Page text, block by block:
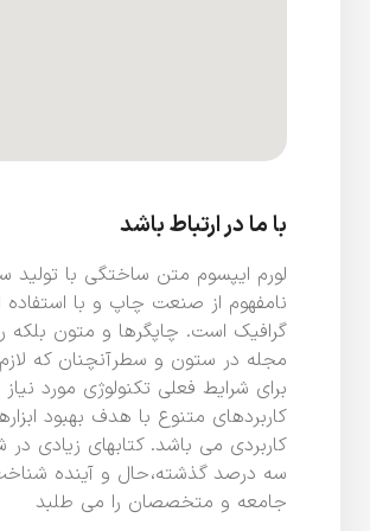
با ما در ارتباط باشد
لورم ایپسوم متن ساختگی با تولید
نامفهوم از صنعت چاپ و با استفاده
گرافیک است. چاپگرها و متون بلکه
مجله در ستون و سطرآنچنان که
برای شرایط فعلی تکنولوژی مورد نیاز
کاربردهای متنوع با هدف بهبود
کاربردی می باشد. کتابهای زیادی
سه درصد گذشته، حال و آینده
جامعه و متخصصان را می طلبد